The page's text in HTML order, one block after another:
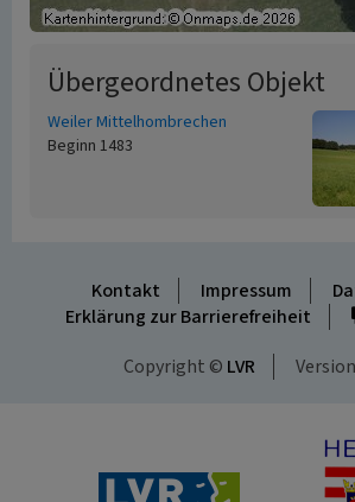
Übergeordnetes Objekt
Weiler Mittelhombrechen
Beginn 1483
Kontakt Impressum
Erklärung zur Barrierefreiheit
Copyright © LVR